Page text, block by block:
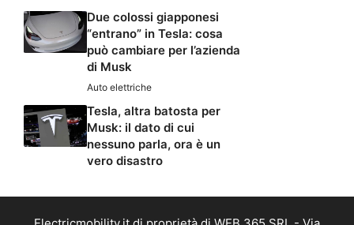
Due colossi giapponesi
“entrano” in Tesla: cosa
può cambiare per l’azienda
di Musk
Auto elettriche
Tesla, altra batosta per
Musk: il dato di cui
nessuno parla, ora è un
vero disastro